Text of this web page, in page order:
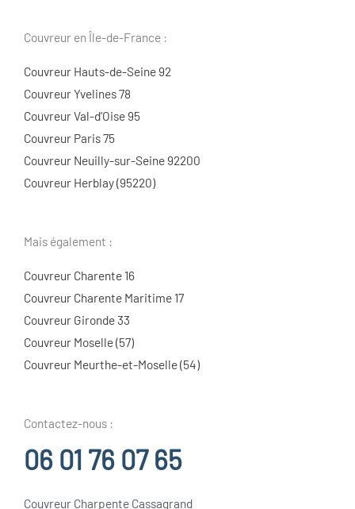
Couvreur en Île-de-France :
Couvreur Hauts-de-Seine 92
Couvreur Yvelines 78
Couvreur Val-d’Oise 95
Couvreur Paris 75
Couvreur Neuilly-sur-Seine 92200
Couvreur Herblay (95220)
Mais également :
Couvreur Charente 16
Couvreur Charente Maritime 17
Couvreur Gironde 33
Couvreur Moselle (57)
Couvreur Meurthe-et-Moselle (54)
Contactez-nous :
06 01 76 07 65
Couvreur Charpente Cassagrand